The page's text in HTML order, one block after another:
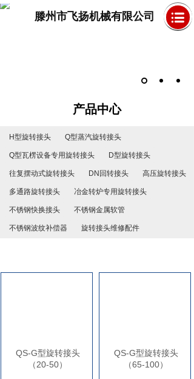
滕州市飞扬机械有限公司
产品中心
H型旋转接头 Q型蒸汽旋转接头
Q型瓦楞设备专用旋转接头 D型旋转接头
往复摆动式旋转接头 DN回转接头 高压旋转接头
多通路旋转接头 冶金转炉专用旋转接头
不锈钢快换接头 不锈钢金属软管
不锈钢波纹补偿器 旋转接头维修配件
QS-G型旋转接头
（20-50）
QS-G型旋转接头
（65-100）